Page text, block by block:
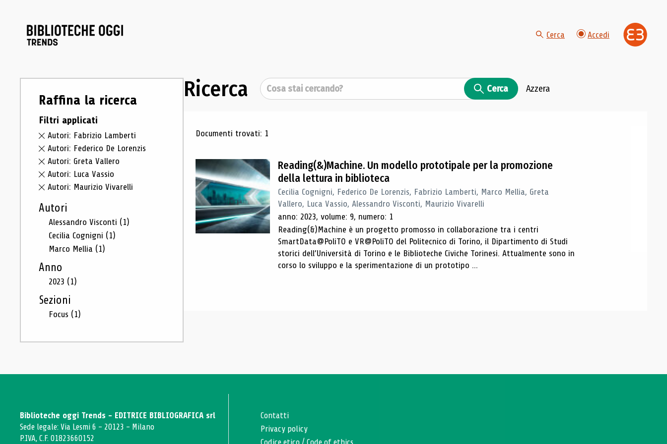
Cerca Accedi
Raffina la ricerca
Filtri applicati
Autori: Fabrizio Lamberti
Autori: Federico De Lorenzis
Autori: Greta Vallero
Autori: Luca Vassio
Autori: Maurizio Vivarelli
Autori
Alessandro Visconti (1)
Cecilia Cognigni (1)
Marco Mellia (1)
Anno
2023 (1)
Sezioni
Focus (1)
Ricerca Cerca Cerca Azzera
Risultati di ricerca
Documenti trovati: 1
Reading(&)Machine. Un modello prototipale per la promozione
della lettura in biblioteca
Cecilia Cognigni, Federico De Lorenzis, Fabrizio Lamberti, Marco Mellia, Greta
Vallero, Luca Vassio, Alessandro Visconti, Maurizio Vivarelli
anno: 2023, volume: 9, numero: 1
Reading(&)Machine è un progetto promosso in collaborazione tra i centri
SmartData@PoliTO e VR@PoliTO del Politecnico di Torino, il Dipartimento di Studi
storici dell’Università di Torino e le Biblioteche Civiche Torinesi. Attualmente sono in
corso lo sviluppo e la sperimentazione di un prototipo ...
Biblioteche oggi Trends - EDITRICE BIBLIOGRAFICA srl
Sede legale: Via Lesmi 6 - 20123 - Milano
P.IVA, C.F. 01823660152
Contatti
Privacy policy